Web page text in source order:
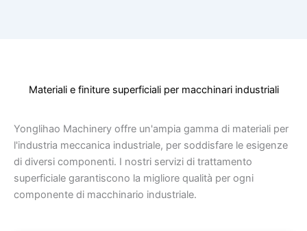
Materiali e finiture superficiali per macchinari industriali
Yonglihao Machinery offre un'ampia gamma di materiali per
l'industria meccanica industriale, per soddisfare le esigenze
di diversi componenti. I nostri servizi di trattamento
superficiale garantiscono la migliore qualità per ogni
componente di macchinario industriale.